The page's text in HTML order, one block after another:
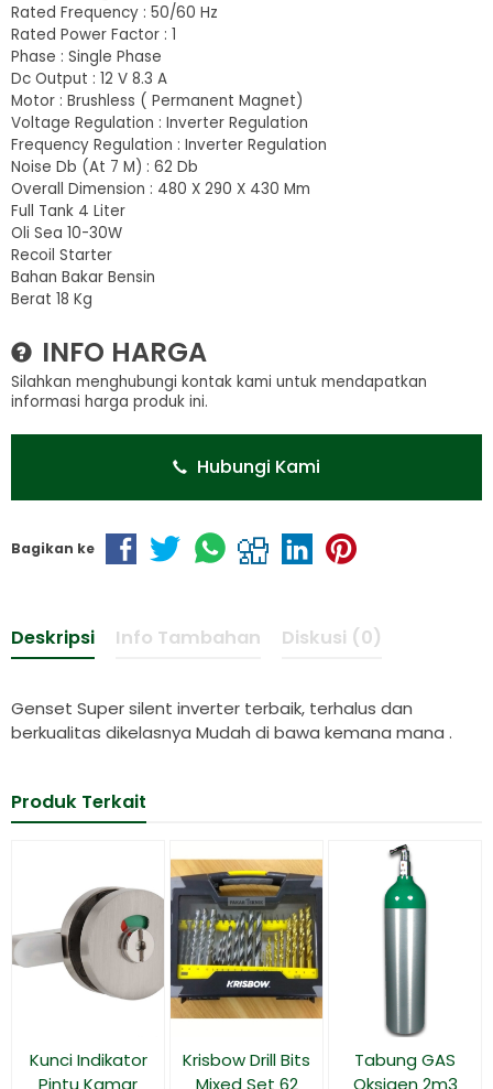
Rated Frequency : 50/60 Hz
Rated Power Factor : 1
Phase : Single Phase
Dc Output : 12 V 8.3 A
Motor : Brushless ( Permanent Magnet)
Voltage Regulation : Inverter Regulation
Frequency Regulation : Inverter Regulation
Noise Db (At 7 M) : 62 Db
Overall Dimension : 480 X 290 X 430 Mm
Full Tank 4 Liter
Oli Sea 10-30W
Recoil Starter
Bahan Bakar Bensin
Berat 18 Kg
INFO HARGA
Silahkan menghubungi kontak kami untuk mendapatkan
informasi harga produk ini.
Hubungi Kami
Bagikan ke
Deskripsi Info Tambahan Diskusi (0)
Genset Super silent inverter terbaik, terhalus dan
berkualitas dikelasnya Mudah di bawa kemana mana .
Produk Terkait
Kunci Indikator
Pintu Kamar
Krisbow Drill Bits
Mixed Set 62
Tabung GAS
Oksigen 2m3